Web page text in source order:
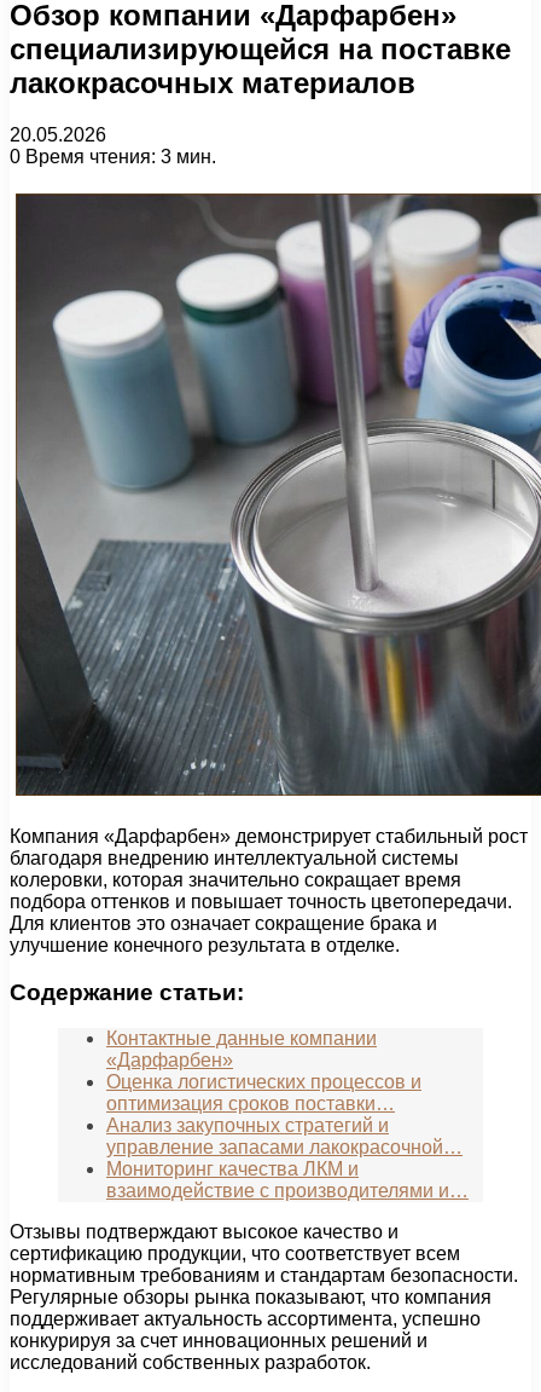
Обзор компании «Дарфарбен»
специализирующейся на поставке
лакокрасочных материалов
20.05.2026
0 Время чтения: 3 мин.
Компания «Дарфарбен» демонстрирует стабильный рост
благодаря внедрению интеллектуальной системы
колеровки, которая значительно сокращает время
подбора оттенков и повышает точность цветопередачи.
Для клиентов это означает сокращение брака и
улучшение конечного результата в отделке.
Содержание статьи:
Контактные данные компании
«Дарфарбен»
Оценка логистических процессов и
оптимизация сроков поставки…
Анализ закупочных стратегий и
управление запасами лакокрасочной…
Мониторинг качества ЛКМ и
взаимодействие с производителями и…
Отзывы подтверждают высокое качество и
сертификацию продукции, что соответствует всем
нормативным требованиям и стандартам безопасности.
Регулярные обзоры рынка показывают, что компания
поддерживает актуальность ассортимента, успешно
конкурируя за счет инновационных решений и
исследований собственных разработок.